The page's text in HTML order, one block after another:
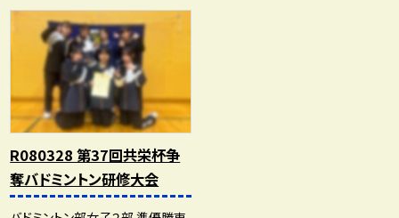
R080328 第37回共栄杯争
奪バドミントン研修大会